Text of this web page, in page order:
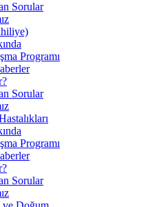
Sorular
Programı
Sorular
Programı
Sorular